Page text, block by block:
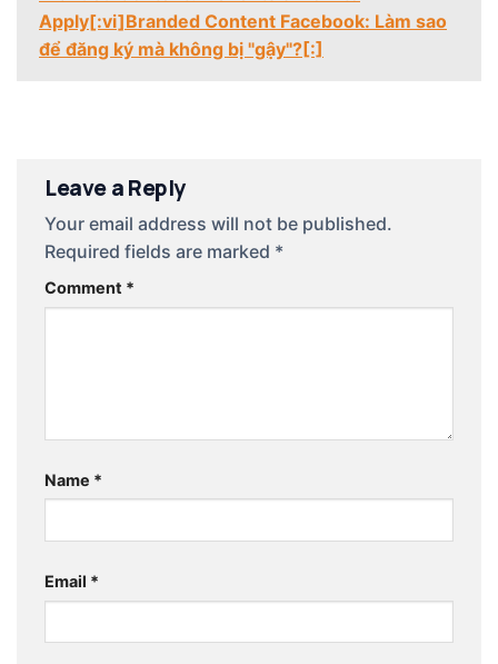
Apply[:vi]Branded Content Facebook: Làm sao
để đăng ký mà không bị "gậy"?[:]
Leave a Reply
Your email address will not be published.
Required fields are marked *
Comment *
Name *
Email *